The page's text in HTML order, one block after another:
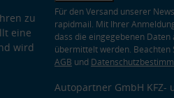
zu
eine
wird
Für den Versand unserer
rapidmail. Mit Ihrer
dass die eingegebenen Daten
übermittelt werden. Beachten
AGB und
Autopartner GmbH KFZ-